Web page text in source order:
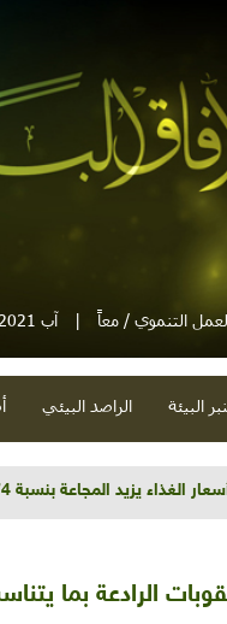
التنموي / معاً | آب 2021 - العدد 137 (2021-08-01)
البيئة الراصد البيئي
الغذاء يزيد المجاعة بنسبة 74%
الرادعة بما